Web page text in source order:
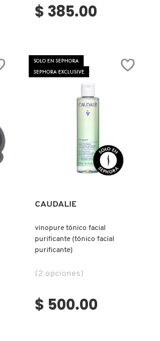
$ 385.00
SOLO EN SEPHORA
SEPHORA EXCLUSIVE
Ver más
CAUDALIE
vinopure tónico facial
purificante (tónico facial
purificante)
(2 opciones)
$ 500.00